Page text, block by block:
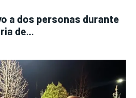
a dos personas durante
de...